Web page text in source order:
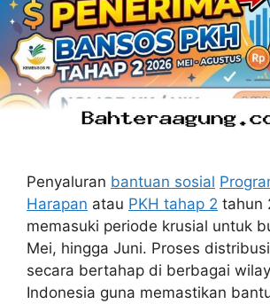
Penyaluran bantuan sosial
Harapan atau PKH tahap 2 tahun
memasuki periode krusial untuk
Mei, hingga Juni. Proses
secara bertahap di berbagai
Indonesia guna memastikan